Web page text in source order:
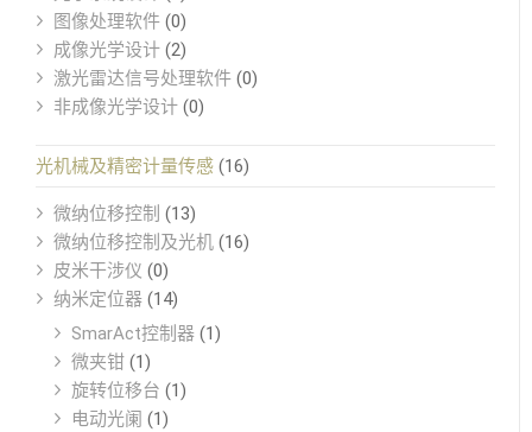
图像处理软件 (0)
成像光学设计 (2)
激光雷达信号处理软件 (0)
非成像光学设计 (0)
光机械及精密计量传感 (16)
微纳位移控制 (13)
微纳位移控制及光机 (16)
皮米干涉仪 (0)
纳米定位器 (14)
SmarAct控制器 (1)
微夹钳 (1)
旋转位移台 (1)
电动光阑 (1)